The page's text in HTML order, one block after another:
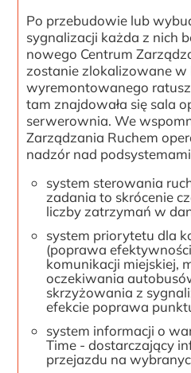
Po przebudowie lub
sygnalizacji każda z nich
nowego Centrum
zostanie zlokalizowane w
wyremontowanego
tam znajdowała się sala
serwerownia. We
Zarządzania Ruchem
nadzór nad
system sterowania
zadania to skrócenie
liczby zatrzymań w
system priorytetu dla
(poprawa
komunikacji miejskiej,
oczekiwania
skrzyżowania z
efekcie poprawa
system informacji o
Time - dostarczający
przejazdu na